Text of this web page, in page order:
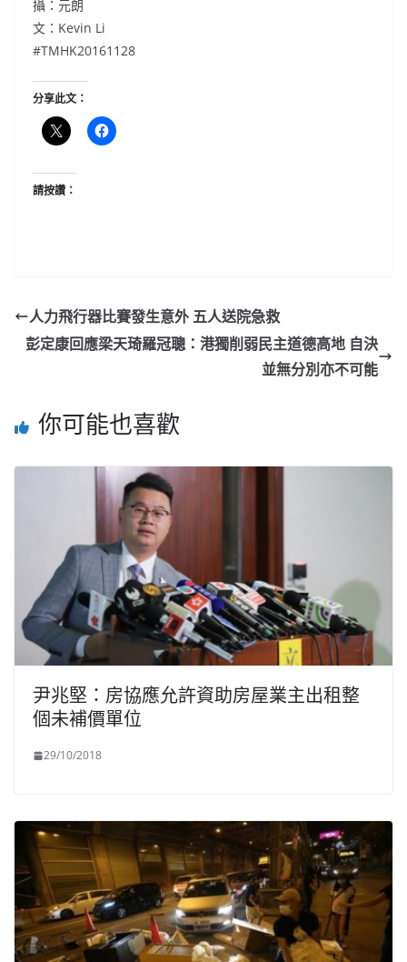
攝：元朗
文：Kevin Li
#TMHK20161128
分享此文：
請按讚：
人力飛行器比賽發生意外 五人送院急救
彭定康回應梁天琦羅冠聰：港獨削弱民主道德高地 自決
並無分別亦不可能
你可能也喜歡
尹兆堅：房協應允許資助房屋業主出租整
個未補價單位
29/10/2018